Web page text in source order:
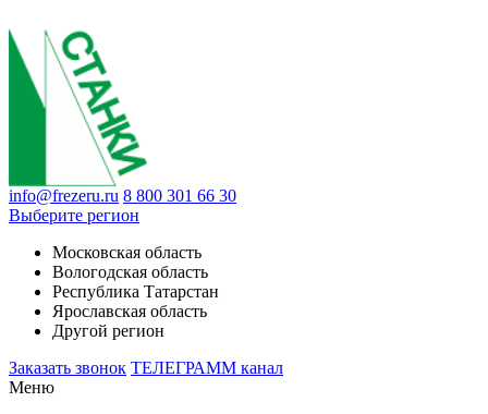
info@frezeru.ru 8 800 301 66 30
Выберите регион
Московская область
Вологодская область
Республика Татарстан
Ярославская область
Другой регион
Заказать звонок ТЕЛЕГРАММ канал
Меню